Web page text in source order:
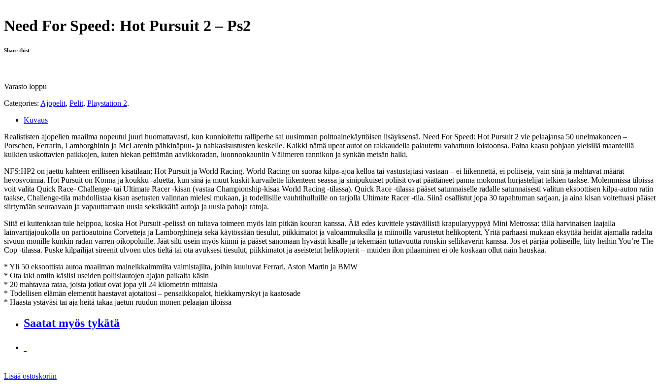
Need For Speed: Hot Pursuit 2 – Ps2
Share thist
Varasto loppu
Categories: Ajopelit, Pelit, Playstation 2.
Kuvaus
Realististen ajopelien maailma nopeutui juuri huomattavasti, kun kunnioitettu ralliperhe sai uusimman polttoainekäyttöisen lisäyksensä. Need For Speed: Hot Pursuit 2 vie pelaajansa 50 unelmakoneen –
Porschen, Ferrarin, Lamborghinin ja McLarenin pähkinäpuu- ja nahkasisustusten keskelle. Kaikki nämä upeat autot on rakkaudella palautettu vahattuun loistoonsa. Paina kaasu pohjaan yleisillä maanteillä
kulkien uskottavien paikkojen, kuten hiekan peittämän aavikkoradan, luonnonkauniin Välimeren rannikon ja synkän metsän halki.
NFS:HP2 on jaettu kahteen erilliseen kisatilaan; Hot Pursuit ja World Racing. World Racing on suoraa kilpa-ajoa kelloa tai vastustajiasi vastaan – ei liikennettä, ei poliiseja, vain sinä ja mahtavat määrät
hevosvoimia. Hot Pursuit on Konna ja koukku -aluetta, kun sinä ja muut kuskit kurvailette liikenteen seassa ja sinipukuiset poliisit ovat päättäneet panna mokomat hurjastelijat telkien taakse. Molemmissa tiloissa
voit valita Quick Race- Challenge- tai Ultimate Racer -kisan (vastaa Championship-kisaa World Racing -tilassa). Quick Race -tilassa pääset satunnaiselle radalle satunnaisesti valitun eksoottisen kilpa-auton ratin
taakse, Challenge-tila mahdollistaa kisan asetusten valinnan mielesi mukaan, ja todellisille vauhtihulluille on tarjolla Ultimate Racer -tila. Siinä osallistut jopa 30 tapahtuman sarjaan, ja aina kisan voitettuasi pääset
siirtymään seuraavaan ja vapauttamaan uusia seksikkäitä autoja ja uusia pahoja ratoja.
Siitä ei kuitenkaan tule helppoa, koska Hot Pursuit -pelissä on tultava toimeen myös lain pitkän kouran kanssa. Älä edes kuvittele ystävällistä krapularyyppyä Mini Metrossa: tällä harvinaisen laajalla
lainvartijajoukolla on partioautoina Corvetteja ja Lamborghineja sekä käytössään tiesulut, piikkimatot ja valoammuksilla ja miinoilla varustetut helikopterit. Yritä parhaasi mukaan eksyttää heidät ajamalla radalta
sivuun monille kunkin radan varren oikopoluille. Jäät silti usein myös kiinni ja pääset sanomaan hyvästit kisalle ja tekemään tuttavuutta ronskin sellikaverin kanssa. Jos et pärjää poliiseille, liity heihin You’re The
Cop -tilassa. Puske kilpailijat sireenit ulvoen ulos tieltä tai ota avuksesi tiesulut, piikkimatot ja aseistetut helikopterit – muiden ilon pilaaminen ei ole koskaan ollut näin hauskaa.
* Yli 50 eksoottista autoa maailman maineikkaimmilta valmistajilta, joihin kuuluvat Ferrari, Aston Martin ja BMW
* Ota laki omiin käsiisi useiden poliisiautojen ajajan paikalta käsin
* 20 mahtavaa rataa, joista jotkut ovat jopa yli 24 kilometrin mittaisia
* Todellisen elämän elementit haastavat ajotaitosi – pensaikkopalot, hiekkamyrskyt ja kaatosade
* Haasta ystäväsi tai aja heitä takaa jaetun ruudun monen pelaajan tiloissa
Saatat myös tykätä
Lisää ostoskoriin